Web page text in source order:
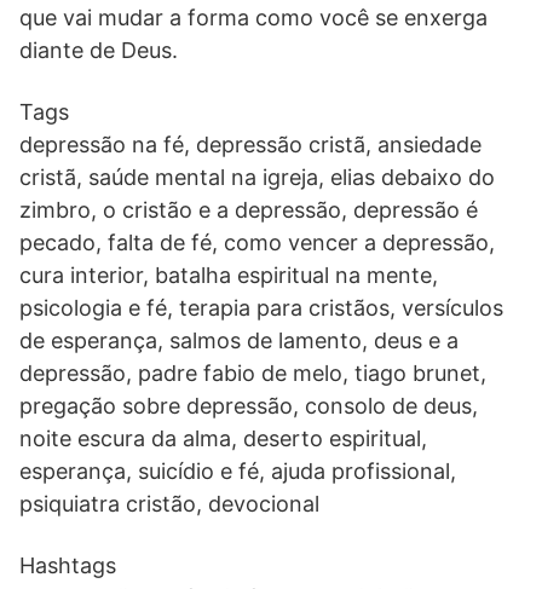
que vai mudar a forma como você se enxerga
diante de Deus.
Tags
depressão na fé, depressão cristã, ansiedade
cristã, saúde mental na igreja, elias debaixo do
zimbro, o cristão e a depressão, depressão é
pecado, falta de fé, como vencer a depressão,
cura interior, batalha espiritual na mente,
psicologia e fé, terapia para cristãos, versículos
de esperança, salmos de lamento, deus e a
depressão, padre fabio de melo, tiago brunet,
pregação sobre depressão, consolo de deus,
noite escura da alma, deserto espiritual,
esperança, suicídio e fé, ajuda profissional,
psiquiatra cristão, devocional
Hashtags